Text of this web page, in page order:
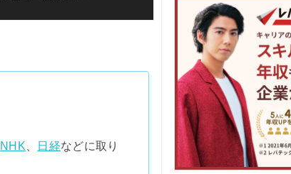
NHK 日経などに取り